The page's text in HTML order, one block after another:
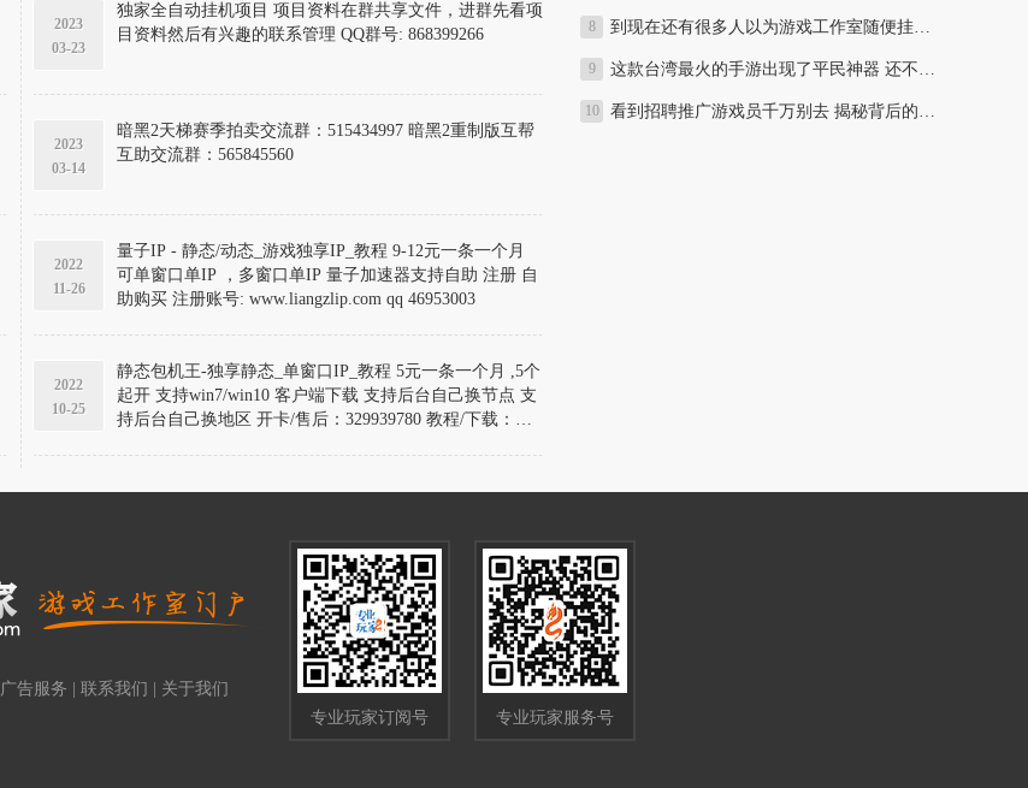
2023
03-23
独家全自动挂机项目 项目资料在群共享文件，进群先看项
目资料然后有兴趣的联系管理 QQ群号: 868399266
2023
03-14
暗黑2天梯赛季拍卖交流群：515434997 暗黑2重制版互帮
互助交流群：565845560
2022
11-26
量子IP - 静态/动态_游戏独享IP_教程 9-12元一条一个月
可单窗口单IP ，多窗口单IP 量子加速器支持自助 注册 自
助购买 注册账号: www.liangzlip.com qq 46953003
2022
10-25
静态包机王-独享静态_单窗口IP_教程 5元一条一个月 ,5个
起开 支持win7/win10 客户端下载 支持后台自己换节点 支
持后台自己换地区 开卡/售后：329939780 教程/下载：
到现在还有很多人以为游戏工作室随便挂机就能月入上万
这款台湾最火的手游出现了平民神器 还不赶紧囤一波赚大钱？效果完爆同等武器
看到招聘推广游戏员千万别去 揭秘背后的坑爹之处和推广手段
广告服务 联系我们
关于我们
专业玩家订阅号
专业玩家服务号